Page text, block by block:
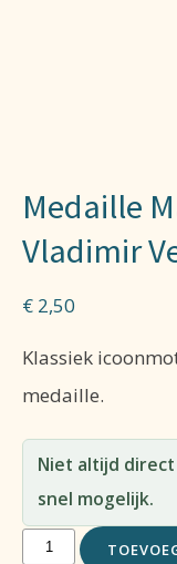
Medaille
Vladimir
€ 2,50
Klassiek
medaille.
Niet altijd
snel mogelijk.
Medaille